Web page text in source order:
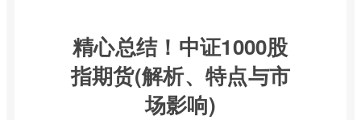
精心总结！中证1000股
指期货(解析、特点与市
场影响)